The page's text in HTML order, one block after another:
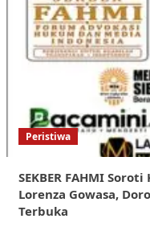
Peristiwa
SEKBER FAHMI
Lorenza Gowasa,
Terbuka